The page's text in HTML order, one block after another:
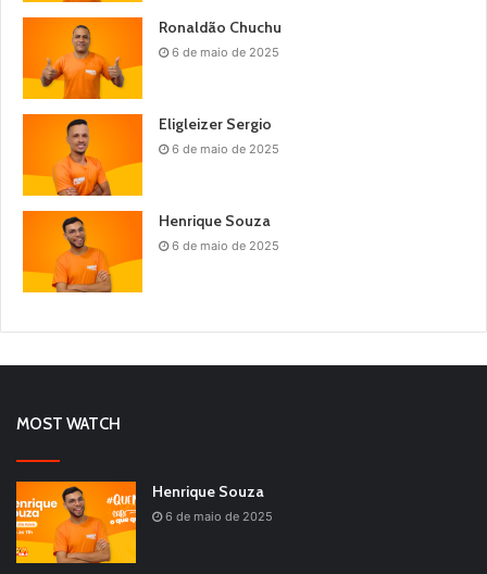
Ronaldão Chuchu
6 de maio de 2025
Eligleizer Sergio
6 de maio de 2025
Henrique Souza
6 de maio de 2025
MOST WATCH
Henrique Souza
6 de maio de 2025